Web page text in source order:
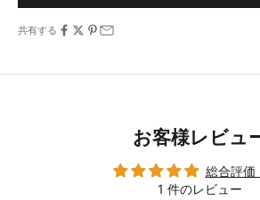
共有する
お客様レビュ
総合評
1 件のレビュー